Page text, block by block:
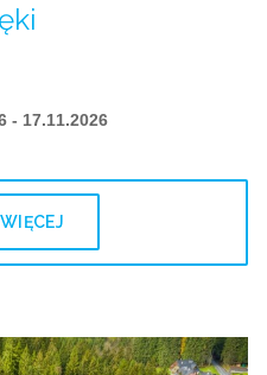
- 17.11.2026